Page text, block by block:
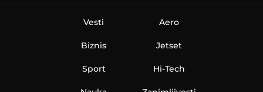
Vesti
Biznis
Sport
Aero
Jetset
Hi-Tech